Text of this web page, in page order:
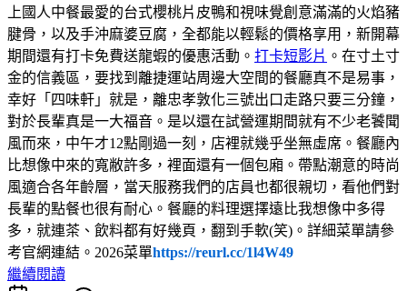
上國人中餐最愛的台式櫻桃片皮鴨和視味覺創意滿滿的火焰豬
腱骨，以及手沖麻婆豆腐，全都能以輕鬆的價格享用，新開幕
期間還有打卡免費送龍蝦的優惠活動。 打卡短影片 。在寸土寸
金的信義區，要找到離捷運站周邊大空間的餐廳真不是易事，
幸好「四味軒」就是，離忠孝敦化三號出口走路只要三分鐘，
對於長輩真是一大福音。是以還在試營運期間就有不少老饕聞
風而來，中午才12點剛過一刻，店裡就幾乎坐無虛席。餐廳內
比想像中來的寬敝許多，裡面還有一個包廂。帶點潮意的時尚
風適合各年齡層，當天服務我們的店員也都很親切，看他們對
長輩的點餐也很有耐心。餐廳的料理選擇遠比我想像中多得
多，就連茶、飲料都有好幾頁，翻到手軟(笑)。詳細菜單請參
考官網連結。2026菜單https://reurl.cc/1l4W49
繼續閱讀